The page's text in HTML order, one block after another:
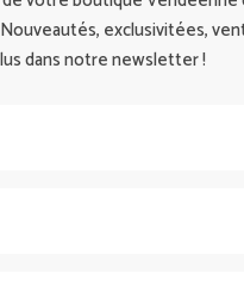
exclusivitées,
dans notre newsletter !